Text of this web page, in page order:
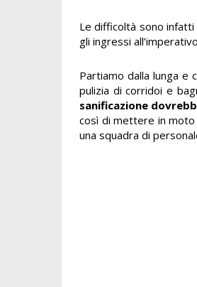
Le difficoltà sono infatti
gli ingressi
Partiamo dalla lunga e
pulizia di corridoi e
sanificazione
così di mettere in moto
una squadra di